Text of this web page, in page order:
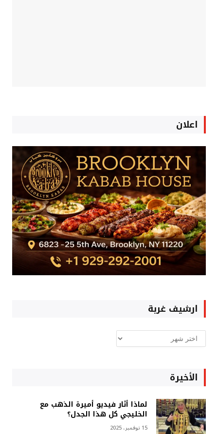
اعلان
ارشيف غربة
ارشيف
غربة
الأخيرة
لماذا أثار فيديو أميرة الذهب مع
الخليجي كل هذا الجدل؟
15 نوفمبر، 2025